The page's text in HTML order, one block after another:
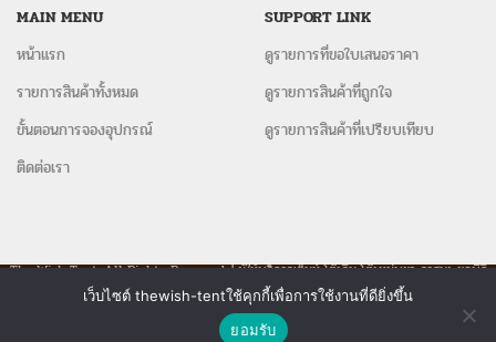
MAIN MENU
หน้าแรก
รายการสินค้าทั้งหมด
ขั้นตอนการจองอุปกรณ์
ติดต่อเรา
SUPPORT LINK
ดูรายการที่ขอใบเสนอราคา
ดูรายการสินค้าที่ถูกใจ
ดูรายการสินค้าที่เปรียบเทียบ
The Wish Tent. All Rights Reserved. | ผู้ให้บริการเต็นท์ โต๊ะจีน โต๊ะหมู่บูชา-อาสนะ ชุดพิธี
งานแต่ง รวมถึงอุปกรณ์ต่างๆมากกว่า 100 รายการ ให้บริการทั้งในกรุงเทพและต่างจังหวัด
เว็บไซต์ thewish-tentใช้คุกกี้เพื่อการใช้งานที่ดียิ่งขึ้น
ยอมรับ
ติดต่อเรา